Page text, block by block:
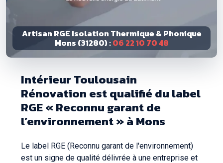
Artisan RGE Isolation Thermique & Phonique
Mons (31280) :06 22 10 70 48
Intérieur Toulousain
Rénovation est qualifié du label
RGE « Reconnu garant de
l’environnement » à Mons
Le label RGE (Reconnu garant de l'environnement)
est un signe de qualité délivrée à une entreprise et